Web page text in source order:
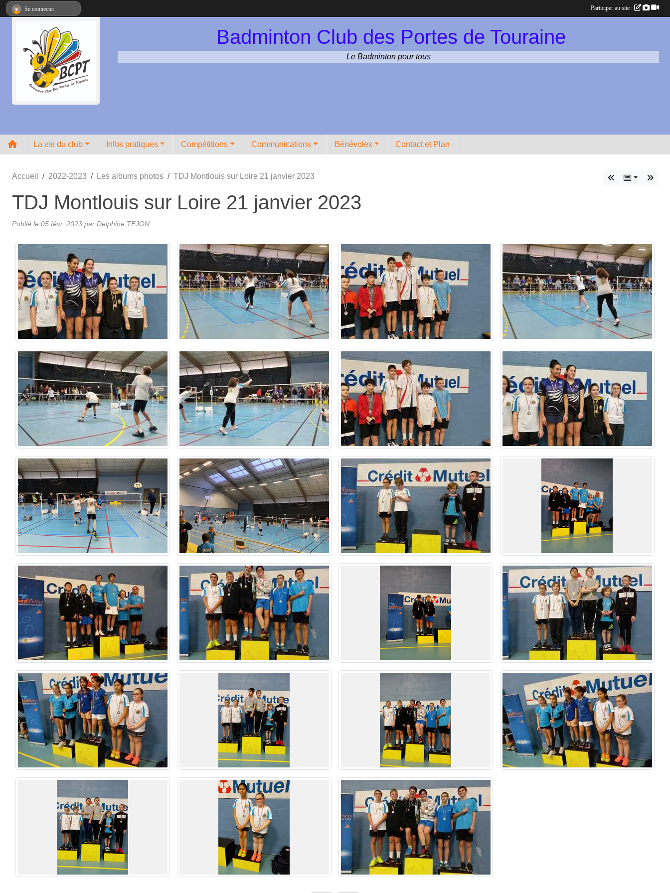
Badminton Club des Portes de Touraine
Le Badminton pour tous
La vie du club Infos pratiques Compétitions Communications Bénévoles Contact et Plan
Accueil 2022-2023 Les albums photos TDJ Montlouis sur Loire 21 janvier 2023
TDJ Montlouis sur Loire 21 janvier 2023
Publié le 05 févr. 2023 par Delphine TEJON
Se connecter Participer au site :
Panneau de gestion des cookies